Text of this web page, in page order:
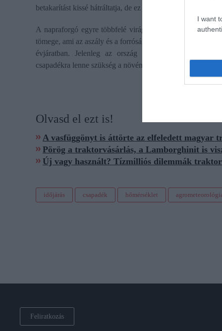
I want
betakarítást kissé hátráltatja, de ez még a termés minőségét
A napraforgó egyre többfelé virágzik, a kukoricával
tömege, ami az aszály és a forróság hatása. A
évjáratban. Jelenleg az ország túlnyomó részén
csapadékra lenne szükség a növények optimális
Olvasd el ezt is!
A vasfüggönyt is áttörte az elfeledett magyar
Pörög a traktorvásárlás, a Lamborghinit is
Új vagy használt? Tízmilliós dilemmák
időjárás csapadék hőmérséklet
Feliratkozás